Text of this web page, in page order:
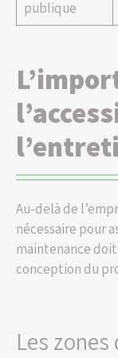
publique
Au-delà de
nécessaire pour
maintenance
conception du
Les zones